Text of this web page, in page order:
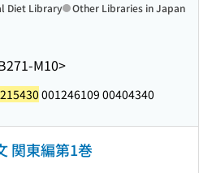
M10>
Diet Library Other Libraries in Japan
001246109 00404340
関東編第1巻